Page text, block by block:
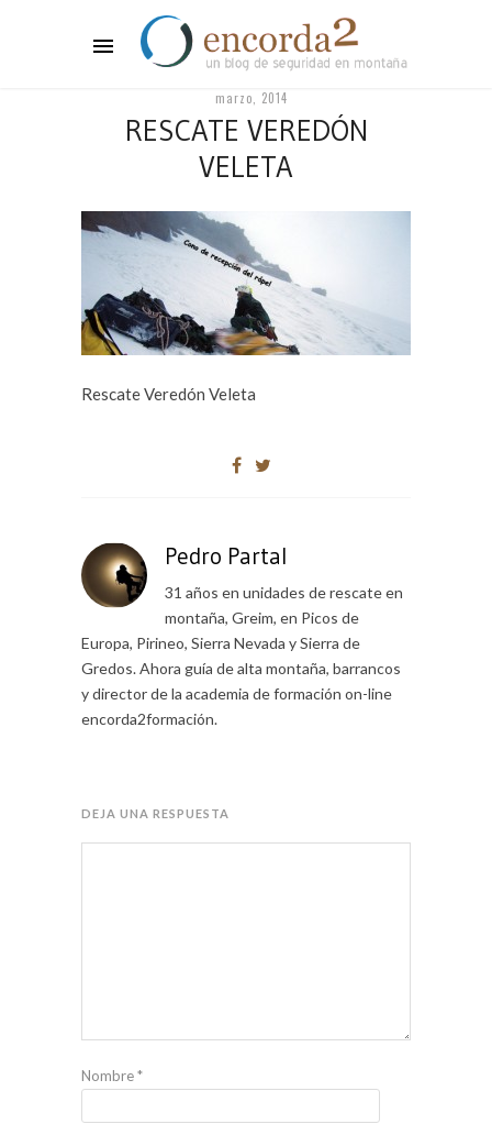
marzo, 2014
RESCATE VEREDÓN
VELETA
Rescate Veredón Veleta
Pedro Partal
31 años en unidades de rescate en
montaña, Greim, en Picos de
Europa, Pirineo, Sierra Nevada y Sierra de
Gredos. Ahora guía de alta montaña, barrancos
y director de la academia de formación on-line
encorda2formación.
DEJA UNA RESPUESTA
Nombre*